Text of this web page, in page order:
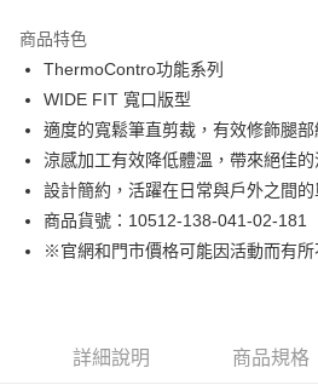
街口支付
悠遊付
Google Pay
貨到付款
運送方式
商品特色
ThermoContro功能系列
WIDE FIT 寬口版型
適度的寬鬆筆直剪裁，有效修飾腿部
涼感加工有效降低體溫，帶來絕佳的
設計簡約，活躍在日常與戶外之間的
商品貨號：10512-138-041-02-181
※官網和門市價格可能因活動而有所
詳細說明 商品規格